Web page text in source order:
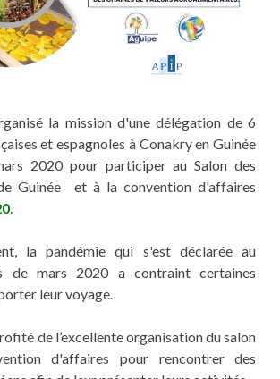
la mission d'une délégation de 6
et espagnoles à Conakry en Guinée
2020 pour participer au Salon des
Guinée et à la convention d'affaires
.
la pandémie qui s'est déclarée au
de mars 2020 a contraint certaines
leur voyage.
de l’excellente organisation du salon
d'affaires pour rencontrer des